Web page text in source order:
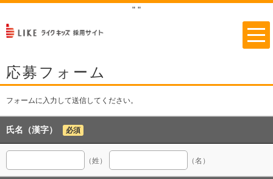
" "
応募フォーム
フォームに入力して送信してください。
氏名（漢字） 必須
（姓） （名）